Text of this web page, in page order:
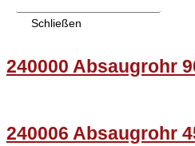
Schließen
240000 Absaugrohr
240006 Absaugrohr